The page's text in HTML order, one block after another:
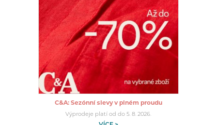
C&A: Sezónní slevy v plném proudu
Výprodeje platí od do 5. 8. 2026.